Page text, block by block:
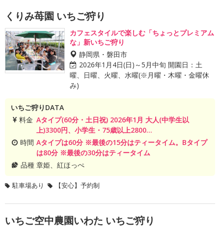
くりみ苺園 いちご狩り
カフェスタイルで楽しむ「ちょっとプレミアム
な」新いちご狩り
静岡県・磐田市
2026年1月4日(日)～5月中旬 開園日：土
曜、日曜、火曜、水曜(※月曜・木曜・金曜休
み)
いちご狩りDATA
料金 Aタイプ(60分・土日祝) 2026年1月 大人(中学生以
上)3300円、小学生・75歳以上2800...
時間 Aタイプは60分 ※最後の15分はティータイム。Bタイプ
は80分 ※最後の30分はティータイム
品種 章姫、紅ほっぺ
駐車場あり 【安心】予約制
いちご空中農園いわた いちご狩り